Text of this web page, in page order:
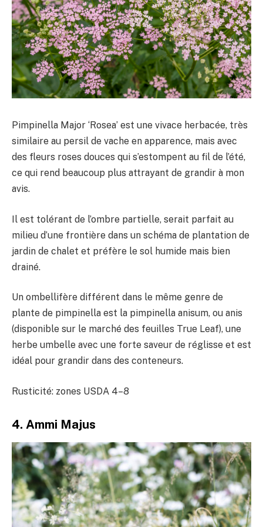
Pimpinella Major ‘Rosea’ est une vivace herbacée, très
similaire au persil de vache en apparence, mais avec
des fleurs roses douces qui s’estompent au fil de l’été,
ce qui rend beaucoup plus attrayant de grandir à mon
avis.
Il est tolérant de l’ombre partielle, serait parfait au
milieu d’une frontière dans un schéma de plantation de
jardin de chalet et préfère le sol humide mais bien
drainé.
Un ombellifère différent dans le même genre de
plante de pimpinella est la pimpinella anisum, ou anis
(disponible sur le marché des feuilles True Leaf), une
herbe umbelle avec une forte saveur de réglisse et est
idéal pour grandir dans des conteneurs.
Rusticité: zones USDA 4–8
4. Ammi Majus